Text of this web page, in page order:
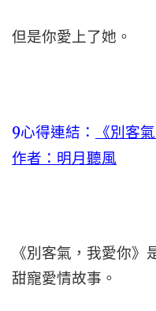
但是你愛上了她。
9心得連結：
《別客
作者：明月聽風
《別客氣，我愛你
甜寵愛情故事。